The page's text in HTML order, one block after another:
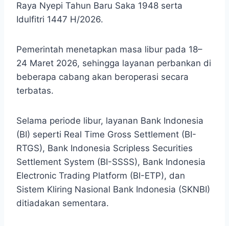
Raya Nyepi Tahun Baru Saka 1948 serta
Idulfitri 1447 H/2026.
Pemerintah menetapkan masa libur pada 18–
24 Maret 2026, sehingga layanan perbankan di
beberapa cabang akan beroperasi secara
terbatas.
Selama periode libur, layanan Bank Indonesia
(BI) seperti Real Time Gross Settlement (BI-
RTGS), Bank Indonesia Scripless Securities
Settlement System (BI-SSSS), Bank Indonesia
Electronic Trading Platform (BI-ETP), dan
Sistem Kliring Nasional Bank Indonesia (SKNBI)
ditiadakan sementara.